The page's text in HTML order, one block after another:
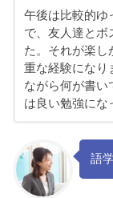
午後は比較的ゆ
で、友人達とボ
た。それが楽し
重な経験になり
ながら何が書い
は良い勉強にな
語